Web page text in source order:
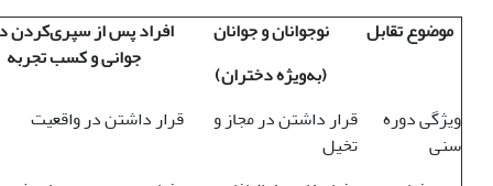
موضوع تقابل
نوجوانان و جوانان
(به‌ویژه دختران)
افراد پس از سپری‌کردن
جوانی و کسب تجربه
ویژگی دوره
سنی
قرار داشتن در مجاز و
تخیل
قرار داشتن در واقعیت